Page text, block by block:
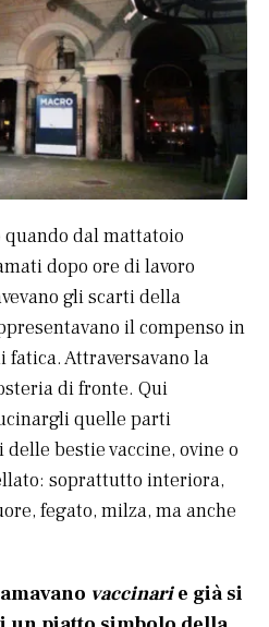
quando dal mattatoio
dopo ore di lavoro
gli scarti della
il compenso in
Attraversavano la
di fronte. Qui
quelle parti
bestie vaccine, ovine o
soprattutto interiora,
fegato, milza, ma anche
vaccinarie già si